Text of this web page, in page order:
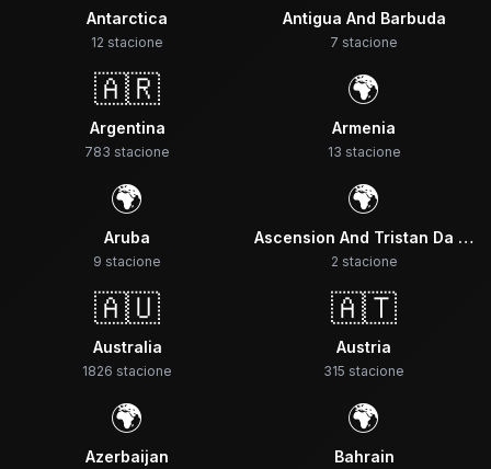
Antarctica
12 stacione
Antigua And Barbuda
7 stacione
🇦🇷
Argentina
783 stacione
🌍
Armenia
13 stacione
🌍
Aruba
9 stacione
🌍
Ascension And Tristan Da Cunha Saint Helena
2 stacione
🇦🇺
Australia
1826 stacione
🇦🇹
Austria
315 stacione
🌍
Azerbaijan
🌍
Bahrain